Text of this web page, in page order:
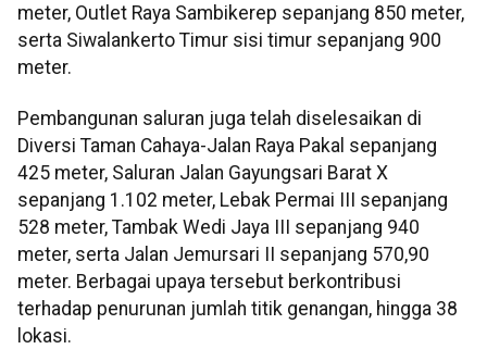
meter, Outlet Raya Sambikerep sepanjang 850 meter,
serta Siwalankerto Timur sisi timur sepanjang 900
meter.
Pembangunan saluran juga telah diselesaikan di
Diversi Taman Cahaya-Jalan Raya Pakal sepanjang
425 meter, Saluran Jalan Gayungsari Barat X
sepanjang 1.102 meter, Lebak Permai III sepanjang
528 meter, Tambak Wedi Jaya III sepanjang 940
meter, serta Jalan Jemursari II sepanjang 570,90
meter. Berbagai upaya tersebut berkontribusi
terhadap penurunan jumlah titik genangan, hingga 38
lokasi.